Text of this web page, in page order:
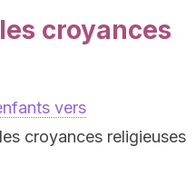
croyances
vers
croyances religieuses